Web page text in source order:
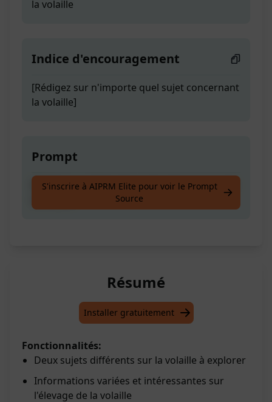
la volaille
Indice d'encouragement
[Rédigez sur n'importe quel sujet concernant
la volaille]
Prompt
Rédigez sur n'importe quel sujet concernant
S'inscrire à AIPRM Elite pour voir le Prompt
Source
Résumé
Installer gratuitement
Fonctionnalités:
Deux sujets différents sur la volaille à explorer
Informations variées et intéressantes sur
l'élevage de la volaille